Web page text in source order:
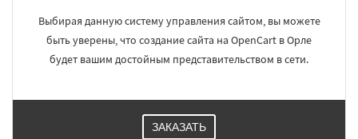
Выбирая данную систему управления сайтом, вы можете
быть уверены, что создание сайта на OpenCart в Орле
будет вашим достойным представительством в сети.
ЗАКАЗАТЬ